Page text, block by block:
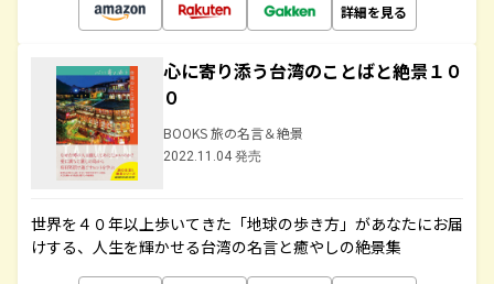
詳細を見る
心に寄り添う台湾のことばと絶景１０
０
BOOKS 旅の名言＆絶景
2022.11.04 発売
世界を４０年以上歩いてきた「地球の歩き方」があなたにお届
けする、人生を輝かせる台湾の名言と癒やしの絶景集